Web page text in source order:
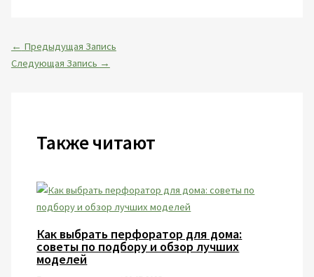
← Предыдущая Запись
Следующая Запись →
Также читают
Как выбрать перфоратор для дома:
советы по подбору и обзор лучших
моделей